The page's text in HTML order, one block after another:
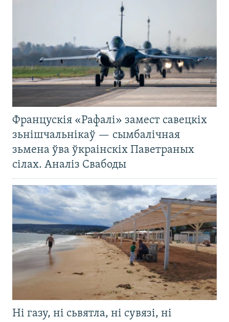
Францускія «Рафалі» замест савецкіх
зьнішчальнікаў — сымбалічная
зьмена ўва ўкраінскіх Паветраных
сілах. Аналіз Свабоды
Ні газу, ні сьвятла, ні сувязі, ні